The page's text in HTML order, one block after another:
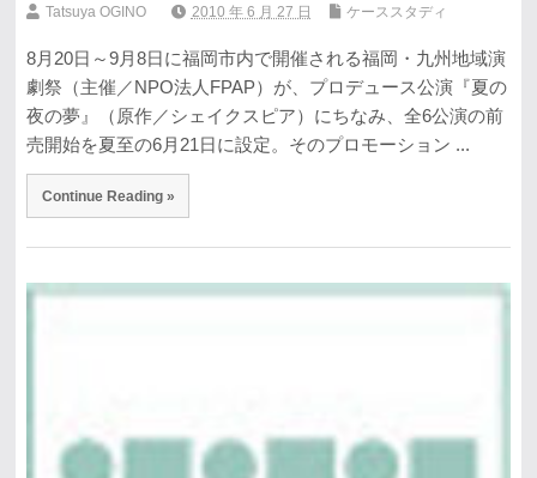
Tatsuya OGINO 2010 年 6 月 27 日 ケーススタディ
8月20日～9月8日に福岡市内で開催される福岡・九州地域演
劇祭（主催／NPO法人FPAP）が、プロデュース公演『夏の
夜の夢』（原作／シェイクスピア）にちなみ、全6公演の前
売開始を夏至の6月21日に設定。そのプロモーション ...
Continue Reading »